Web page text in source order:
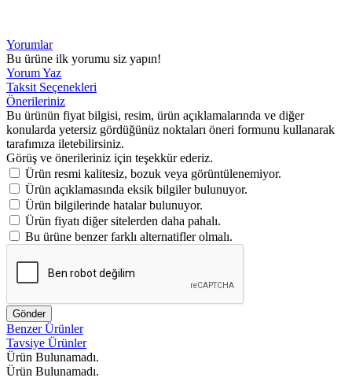
Yorumlar
Bu ürüne ilk yorumu siz yapın!
Yorum Yaz
Taksit Seçenekleri
Önerileriniz
Bu ürünün fiyat bilgisi, resim, ürün açıklamalarında ve diğer
konularda yetersiz gördüğünüz noktaları öneri formunu kullanarak
tarafımıza iletebilirsiniz.
Görüş ve önerileriniz için teşekkür ederiz.
Ürün resmi kalitesiz, bozuk veya görüntülenemiyor.
Ürün açıklamasında eksik bilgiler bulunuyor.
Ürün bilgilerinde hatalar bulunuyor.
Ürün fiyatı diğer sitelerden daha pahalı.
Bu ürüne benzer farklı alternatifler olmalı.
Gönder
Benzer Ürünler
Tavsiye Ürünler
Ürün Bulunamadı.
Ürün Bulunamadı.